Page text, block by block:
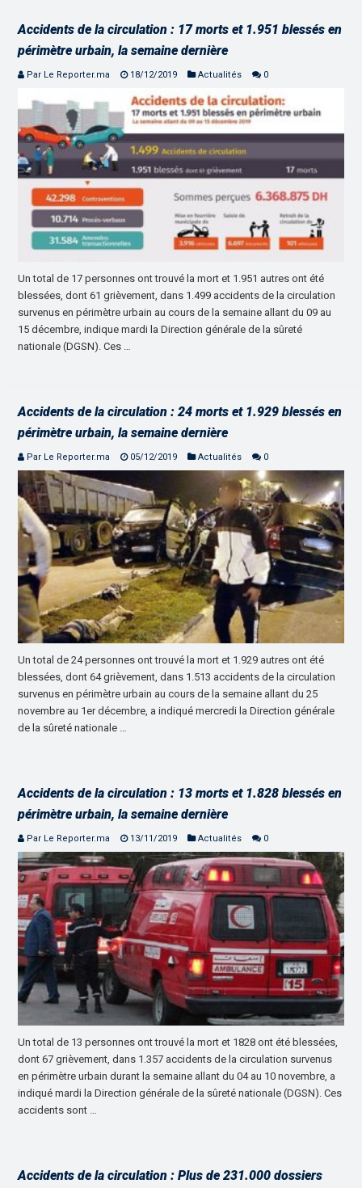
Accidents de la circulation : 17 morts et 1.951 blessés en
périmètre urbain, la semaine dernière
Par Le Reporter.ma 18/12/2019 Actualités 0
Un total de 17 personnes ont trouvé la mort et 1.951 autres ont été
blessées, dont 61 grièvement, dans 1.499 accidents de la circulation
survenus en périmètre urbain au cours de la semaine allant du 09 au
15 décembre, indique mardi la Direction générale de la sûreté
nationale (DGSN). Ces …
Accidents de la circulation : 24 morts et 1.929 blessés en
périmètre urbain, la semaine dernière
Par Le Reporter.ma 05/12/2019 Actualités 0
Un total de 24 personnes ont trouvé la mort et 1.929 autres ont été
blessées, dont 64 grièvement, dans 1.513 accidents de la circulation
survenus en périmètre urbain au cours de la semaine allant du 25
novembre au 1er décembre, a indiqué mercredi la Direction générale
de la sûreté nationale …
Accidents de la circulation : 13 morts et 1.828 blessés en
périmètre urbain, la semaine dernière
Par Le Reporter.ma 13/11/2019 Actualités 0
Un total de 13 personnes ont trouvé la mort et 1828 ont été blessées,
dont 67 grièvement, dans 1.357 accidents de la circulation survenus
en périmètre urbain durant la semaine allant du 04 au 10 novembre, a
indiqué mardi la Direction générale de la sûreté nationale (DGSN). Ces
accidents sont …
Accidents de la circulation : Plus de 231.000 dossiers